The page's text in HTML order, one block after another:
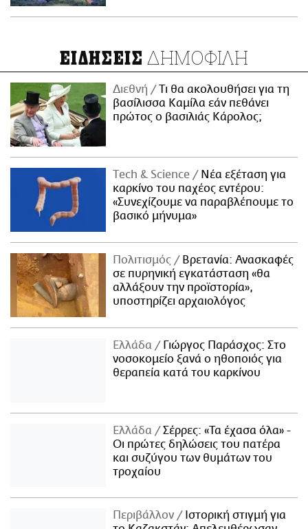
ΕΙΔΗΣΕΙΣ ΔΗΜΟΦΙΛΗ
Διεθνή
Τι θα ακολουθήσει για τη
βασίλισσα Καμίλα εάν πεθάνει
πρώτος ο βασιλιάς Κάρολος;
Τech & Science
Νέα εξέταση για
καρκίνο του παχέος εντέρου:
«Συνεχίζουμε να παραβλέπουμε το
βασικό μήνυμα»
Πολιτισμός
Βρετανία: Ανασκαφές
σε πυρηνική εγκατάσταση «θα
αλλάξουν την προϊστορία»,
υποστηρίζει αρχαιολόγος
Ελλάδα
Γιώργος Παράσχος: Στο
νοσοκομείο ξανά ο ηθοποιός για
θεραπεία κατά του καρκίνου
Ελλάδα
Σέρρες: «Τα έχασα όλα» -
Οι πρώτες δηλώσεις του πατέρα
και συζύγου των θυμάτων του
τροχαίου
Περιβάλλον
Ιστορική στιγμή για